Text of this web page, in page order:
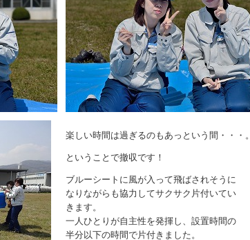
楽しい時間は過ぎるのもあっという間・・・。
ということで撤収です！
ブルーシートに風が入って飛ばされそうに
なりながらも協力してサクサク片付いてい
きます。
一人ひとりが自主性を発揮し、設置時間の
半分以下の時間で片付きました。